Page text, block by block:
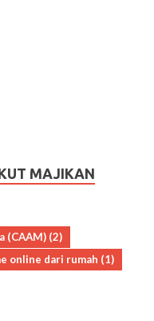
MAJIKAN
(CAAM) (2)
online dari rumah (1)